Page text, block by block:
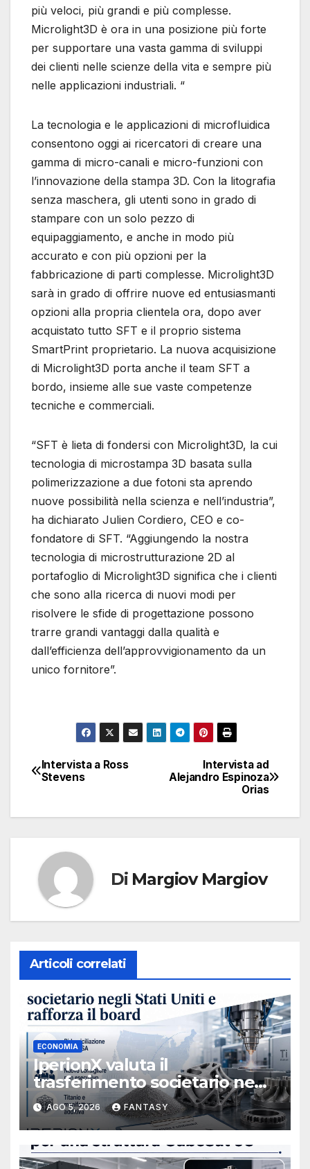
più veloci, più grandi e più complesse.
Microlight3D è ora in una posizione più forte
per supportare una vasta gamma di sviluppi
dei clienti nelle scienze della vita e sempre più
nelle applicazioni industriali. “
La tecnologia e le applicazioni di microfluidica
consentono oggi ai ricercatori di creare una
gamma di micro-canali e micro-funzioni con
l’innovazione della stampa 3D. Con la litografia
senza maschera, gli utenti sono in grado di
stampare con un solo pezzo di
equipaggiamento, e anche in modo più
accurato e con più opzioni per la
fabbricazione di parti complesse. Microlight3D
sarà in grado di offrire nuove ed entusiasmanti
opzioni alla propria clientela ora, dopo aver
acquistato tutto SFT e il proprio sistema
SmartPrint proprietario. La nuova acquisizione
di Microlight3D porta anche il team SFT a
bordo, insieme alle sue vaste competenze
tecniche e commerciali.
“SFT è lieta di fondersi con Microlight3D, la cui
tecnologia di microstampa 3D basata sulla
polimerizzazione a due fotoni sta aprendo
nuove possibilità nella scienza e nell’industria”,
ha dichiarato Julien Cordiero, CEO e co-
fondatore di SFT. “Aggiungendo la nostra
tecnologia di microstrutturazione 2D al
portafoglio di Microlight3D significa che i clienti
che sono alla ricerca di nuovi modi per
risolvere le sfide di progettazione possono
trarre grandi vantaggi dalla qualità e
dall’efficienza dell’approvvigionamento da un
unico fornitore”.
Navigazione
Intervista ad
Alejandro Espinoza
Orias
Intervista a Ross
Stevens
Di Margiov Margiov
Articoli correlati
ECONOMIA
IperionX valuta il
trasferimento societario negli
Stati Uniti e rafforza il board,
ha nominato Michael J.
Loparco amministratore
indipendente non esecutivo
AGO 5, 2026 FANTASY